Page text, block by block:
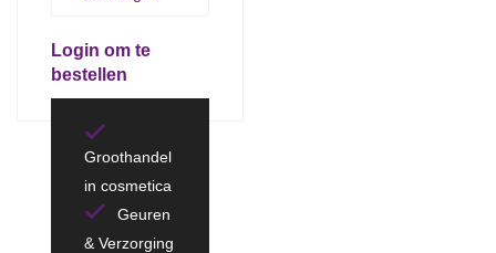
Login om te
bestellen
Groothandel
in cosmetica
Geuren
& Verzorging